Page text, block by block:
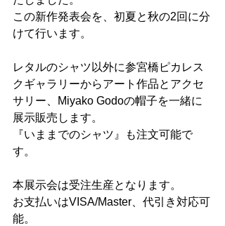
この新作発表会を、初夏と秋の2回に分
けて行います。
レタルのシャツ以外に参宮橋ピカレス
クギャラリーからアート作品とアクセ
サリー、Miyako Godoの帽子を一緒に
展示販売します。
『いままでのシャツ』も注文可能で
す。
本展示会は受注生産となります。
お支払いはVISA/Master、代引き対応可
能。